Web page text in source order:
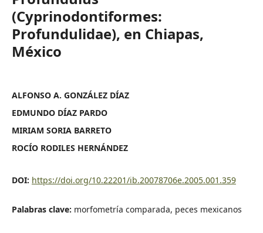
(Cyprinodontiformes:
Profundulidae), en Chiapas,
México
ALFONSO A. GONZÁLEZ DÍAZ
EDMUNDO DÍAZ PARDO
MIRIAM SORIA BARRETO
ROCÍO RODILES HERNÁNDEZ
DOI: https://doi.org/10.22201/ib.20078706e.2005.001.359
Palabras clave: morfometría comparada, peces mexicanos